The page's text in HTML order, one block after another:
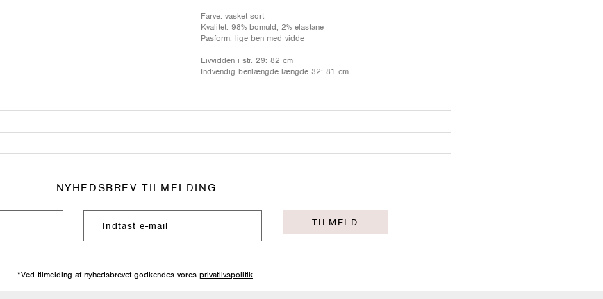
Farve: vasket sort
Kvalitet: 98% bomuld, 2% elastane
Pasform: lige ben med vidde
Livvidden i str. 29: 82 cm
Indvendig benlængde længde 32: 81 cm
NYHEDSBREV TILMELDING
TILMELD
*Ved tilmelding af nyhedsbrevet godkendes vores privatlivspolitik.